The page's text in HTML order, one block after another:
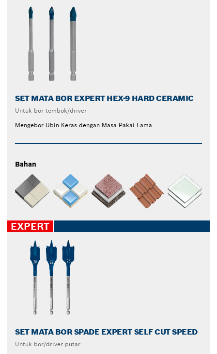
SET MATA BOR EXPERT HEX-9 HARD CERAMIC
Untuk bor tembok/driver
Mengebor Ubin Keras dengan Masa Pakai Lama
Bahan
EXPERT
SET MATA BOR SPADE EXPERT SELF CUT SPEED
Untuk bor/driver putar